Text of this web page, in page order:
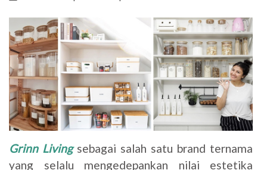
Grinn Livingsebagai salah satu brand ternama
yang selalu mengedepankan nilai estetika